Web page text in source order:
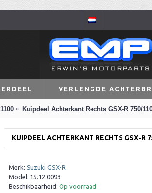
VERLENGDE
Kuipdeel Achterkant Rechts GSX-R 750/
KUIPDEEL ACHTERKANT RECHTS GSX-R
Merk: Suzuki GSX-R
Model: 15.12.0093
Beschikbaarheid: Op voorraad